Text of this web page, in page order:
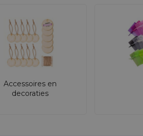
Accessoires en
decoraties